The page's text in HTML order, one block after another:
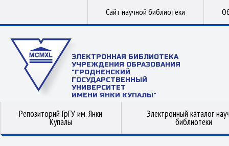
Сайт научной библиотеки
ЭЛЕКТРОННАЯ БИБЛИОТЕКА
УЧРЕЖДЕНИЯ ОБРАЗОВАНИЯ
"ГРОДНЕНСКИЙ
ГОСУДАРСТВЕННЫЙ
УНИВЕРСИТЕТ
ИМЕНИ ЯНКИ КУПАЛЫ"
Репозиторий ГрГУ им. Янки
Купалы
Электронный каталог
библиотеки